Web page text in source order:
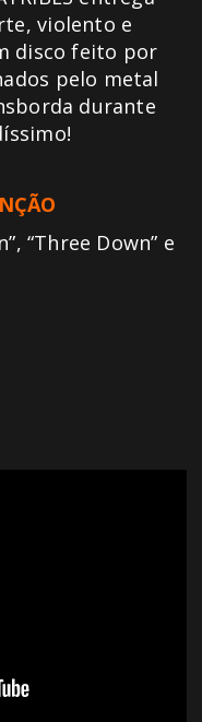
violento e
disco feito por
pelo metal
durante
“Three Down” e